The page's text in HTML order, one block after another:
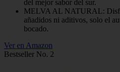
del mejor sabor del sur.
MELVA AL NATURAL:
añadidos ni aditivos, solo el
bocado.
Ver en Amazon
Bestseller No. 2